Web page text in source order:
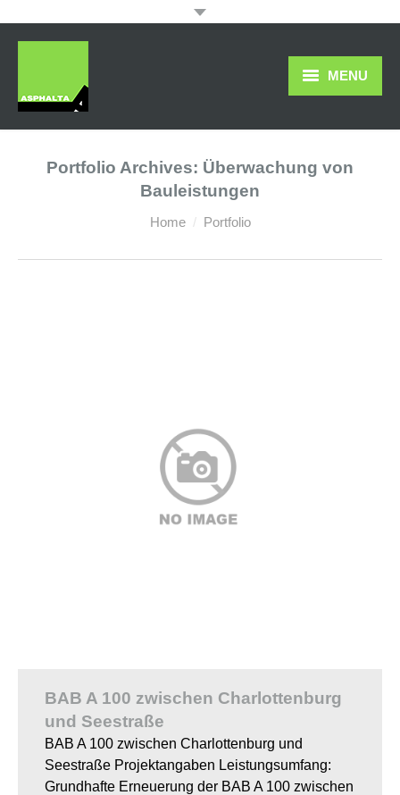
MENU
Leistungen
Portfolio Archives: Überwachung von
Bauleistungen
Home Portfolio
BAB A 100 zwischen Charlottenburg
und Seestraße
BAB A 100 zwischen Charlottenburg und
Seestraße Projektangaben Leistungsumfang:
Grundhafte Erneuerung der BAB A 100 zwischen